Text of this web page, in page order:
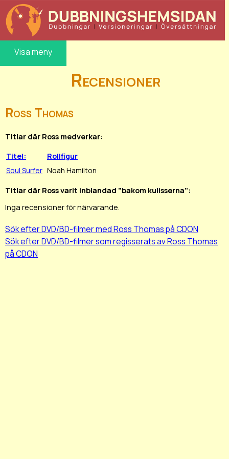
Visa meny
Recensioner
Ross Thomas
Titlar där Ross medverkar:
Titel:
Rollfigur
Soul Surfer Noah Hamilton
Titlar där Ross varit inblandad "bakom kulisserna":
Inga recensioner för närvarande.
Sök efter DVD/BD-filmer med Ross Thomas på CDON
Sök efter DVD/BD-filmer som regisserats av Ross Thomas
på CDON